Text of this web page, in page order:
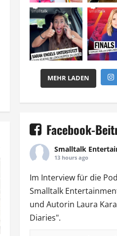
MEHR LADEN
Facebook-
Smalltalk
13 hours ago
Im Interview für die
Smalltalk
und Autorin Laura
Diaries".